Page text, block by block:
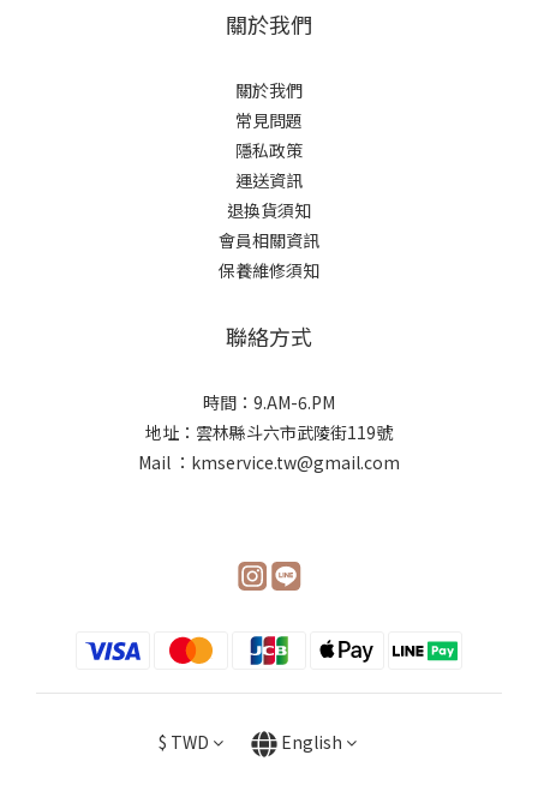
關於我們
關於我們
常見問題
隱私政策
運送資訊
退換貨須知
會員相關資訊
保養維修須知
聯絡方式
時間：9.AM-6.PM
地址：雲林縣斗六市武陵街119號
Mail ：kmservice.tw@gmail.com
$ TWD English